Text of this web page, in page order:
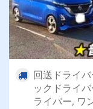
回送ドライ
ックドライ
ライバー, ワ